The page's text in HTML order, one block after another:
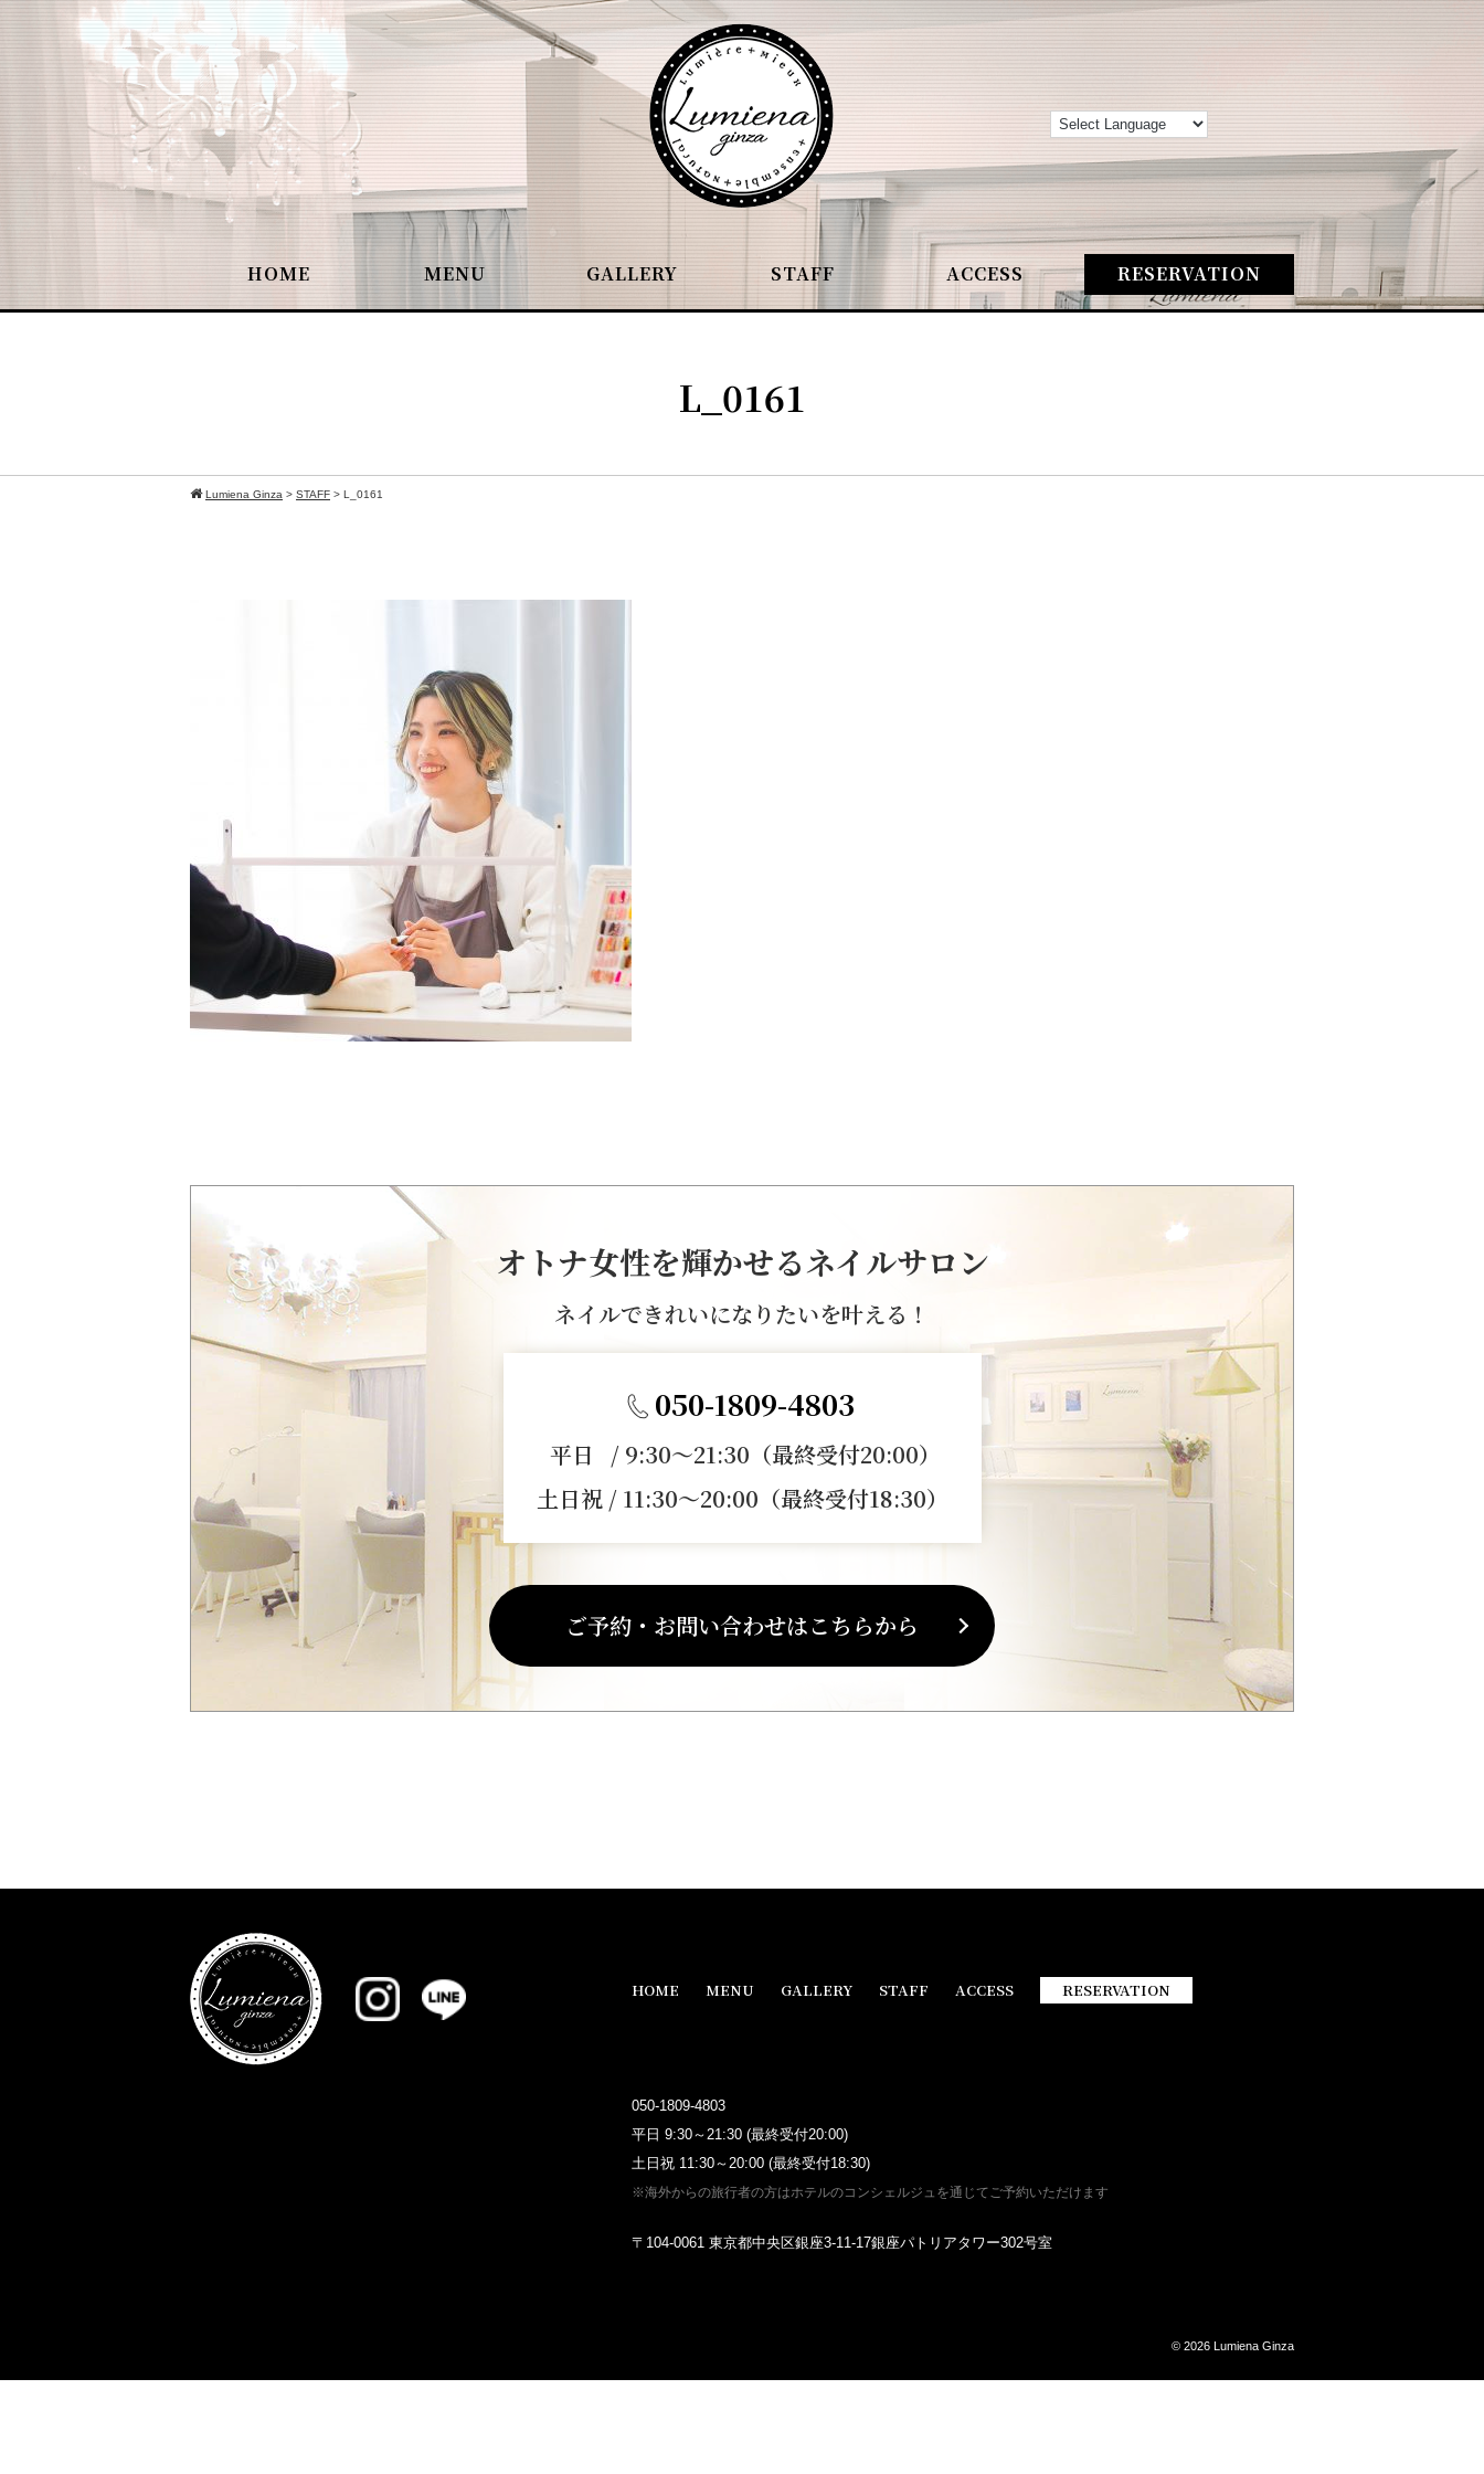
HOME MENU GALLERY STAFF ACCESS RESERVATION
L_0161
Lumiena Ginza > STAFF > L_0161
オトナ女性を輝かせるネイルサロン
ネイルできれいになりたいを叶える！
050-1809-4803
平日 / 9:30～21:30（最終受付20:00）
土日祝 / 11:30～20:00（最終受付18:30）
ご予約・お問い合わせはこちらから
HOME MENU GALLERY STAFF ACCESS RESERVATION
050-1809-4803
平日 9:30～21:30 (最終受付20:00)
土日祝 11:30～20:00 (最終受付18:30)
※海外からの旅行者の方はホテルのコンシェルジュを通じてご予約いただけます
〒104-0061 東京都中央区銀座3-11-17銀座パトリアタワー302号室
© 2026 Lumiena Ginza